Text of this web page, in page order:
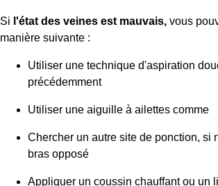
Si l'état des veines est mauvais, vous
manière suivante :
Utiliser une technique d'aspiration
précédemment
Utiliser une aiguille à ailettes comme
Chercher un autre site de ponction, si
bras opposé
Appliquer un coussin chauffant ou un